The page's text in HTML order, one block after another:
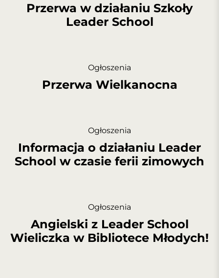
Przerwa w działaniu Szkoły
Leader School
Ogłoszenia
Przerwa Wielkanocna
Ogłoszenia
Informacja o działaniu Leader
School w czasie ferii zimowych
Ogłoszenia
Angielski z Leader School
Wieliczka w Bibliotece Młodych!